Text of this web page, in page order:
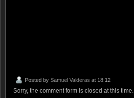
Posted by Samuel Valderas at 18:12
Sorry, the comment form is closed at this time.